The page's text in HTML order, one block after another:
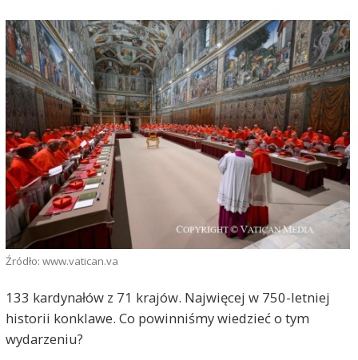
Źródło: www.vatican.va
133 kardynałów z 71 krajów. Najwięcej w 750-letniej
historii konklawe. Co powinniśmy wiedzieć o tym
wydarzeniu?